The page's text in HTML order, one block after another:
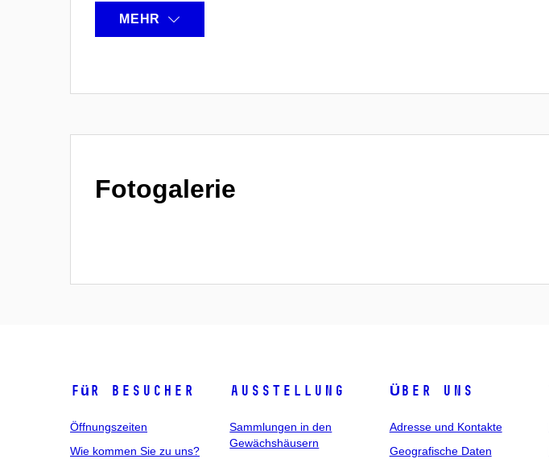
MEHR
Fotogalerie
Für Besucher
Öffnungszeiten
Wie kommen Sie zu uns?
Ausstellung
Sammlungen in den
Gewächshäusern
Über uns
Adresse und Kontakte
Geografische Daten